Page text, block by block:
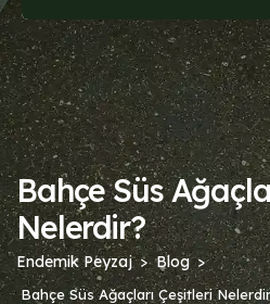
Bahçe Süs
Nelerdir?
Endemik Peyzaj Blog
Bahçe Süs Ağaçları Çeşitleri